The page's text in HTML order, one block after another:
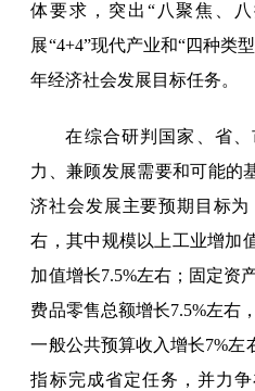
体要求，突出“八聚焦、
展“4+4”现代产业和“四种类
年经济社会发展目标任务。
在综合研判国家、省
力、兼顾发展需要和可能的
济社会发展主要预期目标
右，其中规模以上工业增加
加值增长7.5%左右；固定资
费品零售总额增长7.5%左右
一般公共预算收入增长7%左
指标完成省定任务，并力